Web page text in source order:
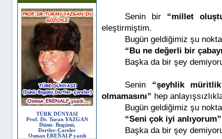
TÜRK DÜNYASI
Prof. Dr. Turan YAZGAN
Dünü- Bugünü,
Dertler-Çareler
Osman ERENALP yazdı
Senin bir “millet
eleştirmiştim.
Bugün geldiğimiz şu
“Bu ne değerli bir
Başka da bir şey
Senin “şeyhlik
olmamasını” hep
Bugün geldiğimiz şu
“Seni çok iyi anlıyorum”
Başka da bir şey